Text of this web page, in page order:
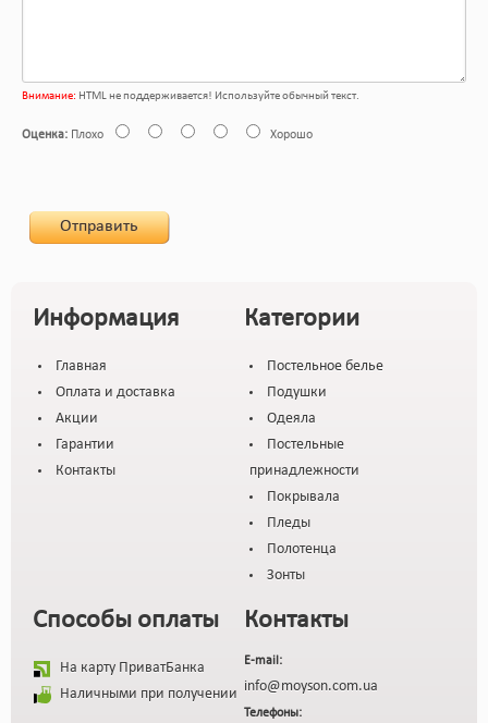
Внимание: HTML не поддерживается! Используйте обычный текст.
Оценка: Плохо Хорошо
Отправить
Информация
Главная
Оплата и доставка
Акции
Гарантии
Контакты
Категории
Постельное белье
Подушки
Одеяла
Постельные
принадлежности
Покрывала
Пледы
Полотенца
Зонты
Способы оплаты
На карту ПриватБанка
Наличными при получении
Контакты
E-mail:
info@moyson.com.ua
Телефоны: